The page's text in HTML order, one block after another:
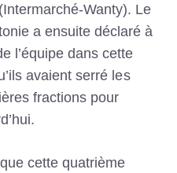
(Intermarché-Wanty). Le
a ensuite déclaré à
l’équipe dans cette
avaient serré les
fractions pour
cette quatrième